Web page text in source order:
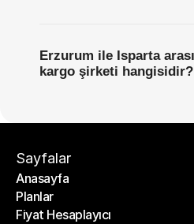
Erzurum ile Isparta
kargo şirketi hangisidir?
Sayfalar
Anasayfa
Anasayfa
Planlar
Planlar
Fiyat Hesaplayıcı